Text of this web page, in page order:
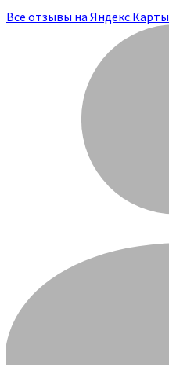
Все отзывы на Яндекс.Карты